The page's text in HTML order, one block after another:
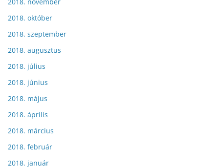
2018. október
2018. szeptember
2018. augusztus
2018. július
2018. június
2018. május
2018. április
2018. március
2018. február
2018. január